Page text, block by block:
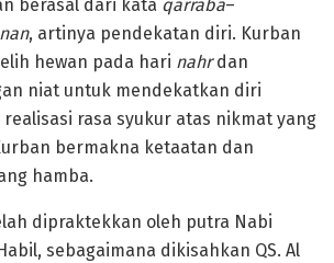
berasal dari kata qarraba–
, artinya pendekatan diri. Kurban
hewan pada hari nahrdan
niat untuk mendekatkan diri
rasa syukur atas nikmat yang
bermakna ketaatan dan
hamba.
dipraktekkan oleh putra Nabi
sebagaimana dikisahkan QS. Al